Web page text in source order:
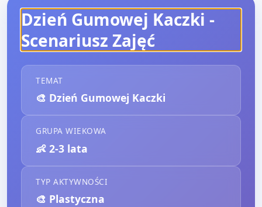
Dzień Gumowej Kaczki -
Scenariusz Zajęć
TEMAT
🎨 Dzień Gumowej Kaczki
GRUPA WIEKOWA
👶 2-3 lata
TYP AKTYWNOŚCI
🎨 Plastyczna